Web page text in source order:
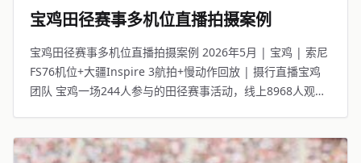
宝鸡田径赛事多机位直播拍摄案例
宝鸡田径赛事多机位直播拍摄案例 2026年5月 | 宝鸡 | 索尼
FS76机位+大疆Inspire 3航拍+慢动作回放 | 摄行直播宝鸡
团队 宝鸡一场244人参与的田径赛事活动，线上8968人观